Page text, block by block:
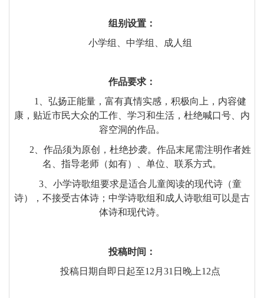
组别设置：
小学组、中学组、成人组
作品要求：
1
、弘扬正能量，富有真情实感，积极向上，内容健
康，贴近市民大众的工作、学习和生活，杜绝喊口号、内
容空洞的作品。
2 、作品须为原创，杜绝抄袭。作品末尾需注明作者姓
名、指导老师（如有）、单位、联系方式。
3 、小学诗歌组要求是适合儿童阅读的现代诗（童
诗），不接受古体诗；中学诗歌组和成人诗歌组可以是古
体诗和现代诗。
投稿时间：
投稿日期自即日起至12 月 31 日晚上12点